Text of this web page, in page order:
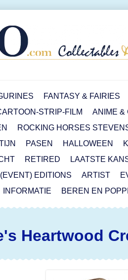
FANTASY & FAIRIES
STRIP-FILM
ANIME &
ROCKING HORSES
PASEN HALLOWEEN
RETIRED
LAATSTE
EDITIONS ARTIST
INFORMATIE BEREN EN
Heartwood